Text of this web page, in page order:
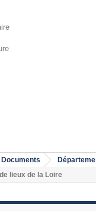
Documents
lieux de la Loire